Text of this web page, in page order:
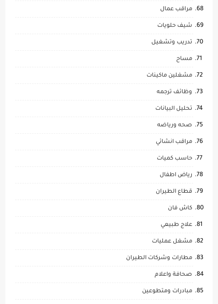
مراقب عمال
شيف حلويات
تدريب وتشغيل
مساح
مشغلين ماكينات
وظائف ترجمه
تحليل البيانات
صحه ورياضه
مراقب انشائي
حاسب كميات
رياض اطفال
قطاع الطيران
كاش فان
علاج طبيعي
مشغل عمليات
مطارات وشركات الطيران
صحافة واعلام
مبادرات ومتطوعين